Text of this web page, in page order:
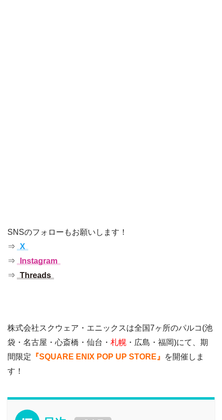
SNSのフォローもお願いします！
⇒ X
⇒
Instagram
⇒ Threads
株式会社スクウェア・エニックスは全国7ヶ所のパルコ(池
袋・名古屋・心斎橋・仙台・ 札幌 ・広島・福岡)にて、期
間限定 『SQUARE ENIX POP UP STORE』
を開催しま
す！